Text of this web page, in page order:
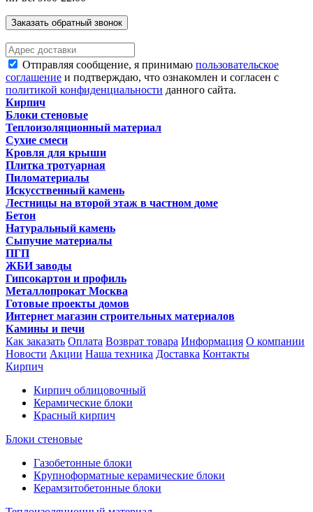
Заказать обратный звонок
Отправляя сообщение, я принимаю пользовательское
соглашение и подтверждаю, что ознакомлен и согласен с
политикой конфиденциальности данного сайта.
Кирпич
Блоки стеновые
Теплоизоляционный материал
Сухие смеси
Кровля для крыши
Плитка тротуарная
Пиломатериалы
Искусственный камень
Лестницы на второй этаж в частном доме
Бетон
Натуральный камень
Сыпучие материалы
ПГП
ЖБИ заводы
Гипсокартон и профиль
Металлопрокат Москва
Готовые проекты домов
Интернет магазин строительных материалов
Камины и печи
Как заказать Оплата Возврат товара Информация О компании
Новости Акции Наша техника Доставка Контакты
Кирпич
Кирпич облицовочный
Керамические блоки
Красный кирпич
Блоки стеновые
Газобетонные блоки
Крупноформатные керамические блоки
Керамзитобетонные блоки